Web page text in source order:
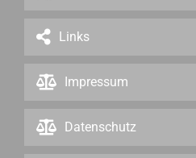
Links
Impressum
Datenschutz